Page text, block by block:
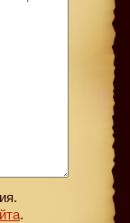
.